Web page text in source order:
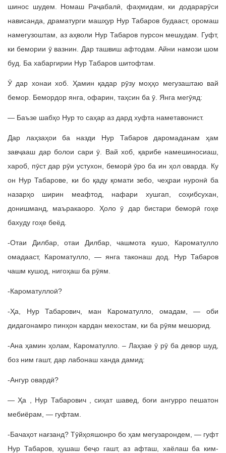
шинос шудем. Номаш Раҷабалӣ, фаҳмидам, ки додарарӯси
нависанда, драматурги машҳур Нур Табаров будааст, оромаш
намегузоштам, аз аҳволи Нур Табаров пурсон мешудам. Гуфт,
ки бемории ӯ вазнин. Дар ташвиш афтодам. Айни намози шом
буд. Ба хабаргирии Нур Табаров шитофтам.
Ӯ дар хонаи хоб. Ҳамин қадар рӯзу моҳҳо мегузаштаю вай
бемор. Бемордор янга, офарин, таҳсин ба ӯ. Янга мегӯяд:
— Баъзе шабҳо Нур то саҳар аз дард хуфта наметавонист.
Дар лаҳзаҳои ба назди Нур Табаров даромаданам ҳам
завҷааш дар болои сари ӯ. Вай хоб, қарибе намешиносиаш,
хароб, пӯст дар рӯи устухон, беморӣ ӯро ба ин ҳол оварда. Ку
он Нур Табарове, ки бо қаду қомати зебо, чеҳраи нуронӣ ба
назарҳо ширин меафтод, нафари хушгап, соҳибсухан,
донишманд, маъракаоро. Ҳоло ӯ дар бистари беморӣ гоҳе
бахуду гоҳе беёд.
-Отаи Дилбар, отаи Дилбар, чашмота кушо, Кароматулло
омадааст, Кароматулло, — янга таконаш дод. Нур Табаров
чашм кушод, нигоҳаш ба рӯям.
-Кароматуллоӣ?
-Ҳа, Нур Табарович, ман Кароматулло, омадам, — оби
дидагонамро пинҳон кардан мехостам, ки ба рӯям мешорид.
-Ана ҳамин ҳолам, Кароматулло. – Лаҳзае ӯ рӯ ба девор шуд,
боз ним гашт, дар лабонаш ханда дамид:
-Ангур овардӣ?
— Ҳа , Нур Табарович , сиҳат шавед, боғи ангурро пешатон
мебиёрам, — гуфтам.
-Бачаҳот нағзанд? Тӯйҳояшонро бо ҳам мегузарондем, — гуфт
Нур Табаров, ҳушаш беҷо гашт, аз афташ, хаёлаш ба ким-